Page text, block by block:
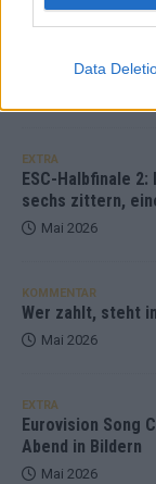
Data
KOMMENTAR
war solide, aber
EXTRA
ESC-Halbfinale
sechs zittern,
Mai 2026
KOMMENTAR
Wer zahlt, steht
Mai 2026
EXTRA
Eurovision Song
Abend in Bildern
Mai 2026